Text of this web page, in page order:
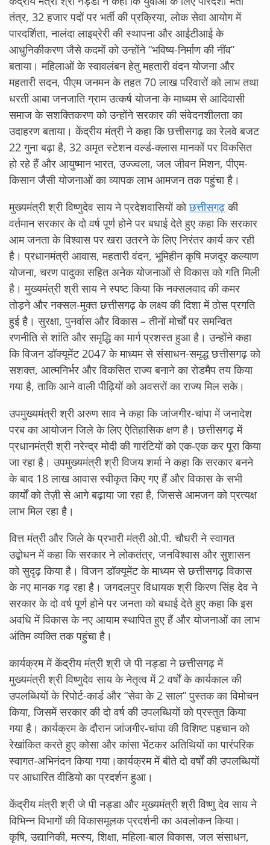
तंत्र, 32 हजार पदों पर भर्ती की प्रक्रिया, लोक सेवा आयोग में
पारदर्शिता, नालंदा लाइब्रेरी की स्थापना और आईटीआई के
आधुनिकीकरण जैसे कदमों को उन्होंने “भविष्य-निर्माण की नींव”
बताया। महिलाओं के स्वावलंबन हेतु महतारी वंदन योजना और
महतारी सदन, पीएम जनमन के तहत 70 लाख परिवारों को लाभ तथा
धरती आबा जनजाति ग्राम उत्कर्ष योजना के माध्यम से आदिवासी
समाज के सशक्तिकरण को उन्होंने सरकार की संवेदनशीलता का
उदाहरण बताया। केंद्रीय मंत्री ने कहा कि छत्तीसगढ़ का रेलवे बजट
22 गुना बढ़ा है, 32 अमृत स्टेशन वर्ल्ड-क्लास मानकों पर विकसित
हो रहे हैं और आयुष्मान भारत, उज्ज्वला, जल जीवन मिशन, पीएम-
किसान जैसी योजनाओं का व्यापक लाभ आमजन तक पहुंचा है।
मुख्यमंत्री श्री विष्णुदेव साय ने प्रदेशवासियों कोछत्तीसगढ़की
वर्तमान सरकार के दो वर्ष पूर्ण होने पर बधाई देते हुए कहा कि सरकार
आम जनता के विश्वास पर खरा उतरने के लिए निरंतर कार्य कर रही
है। प्रधानमंत्री आवास, महतारी वंदन, भूमिहीन कृषि मजदूर कल्याण
योजना, चरण पादुका सहित अनेक योजनाओं से विकास को गति मिली
है। मुख्यमंत्री श्री साय ने स्पष्ट किया कि नक्सलवाद की कमर
तोड़ने और नक्सल-मुक्त छत्तीसगढ़ के लक्ष्य की दिशा में ठोस प्रगति
हुई है। सुरक्षा, पुनर्वास और विकास – तीनों मोर्चों पर समन्वित
रणनीति से शांति और समृद्धि का मार्ग प्रशस्त हुआ है। उन्होंने कहा
कि विजन डॉक्यूमेंट 2047 के माध्यम से संसाधन-समृद्ध छत्तीसगढ़ को
सशक्त, आत्मनिर्भर और विकसित राज्य बनाने का रोडमैप तय किया
गया है, ताकि आने वाली पीढ़ियों को अवसरों का राज्य मिल सके।
उपमुख्यमंत्री श्री अरुण साव ने कहा कि जांजगीर-चांपा में जनादेश
परब का आयोजन जिले के लिए ऐतिहासिक क्षण है। छत्तीसगढ़ में
प्रधानमंत्री श्री नरेन्द्र मोदी की गारंटियों को एक-एक कर पूरा किया
जा रहा है। उपमुख्यमंत्री श्री विजय शर्मा ने कहा कि सरकार बनने
के बाद 18 लाख आवास स्वीकृत किए गए हैं और विकास के सभी
कार्यों को तेज़ी से आगे बढ़ाया जा रहा है, जिससे आमजन को प्रत्यक्ष
लाभ मिल रहा है।
वित्त मंत्री और जिले के प्रभारी मंत्री ओ.पी. चौधरी ने स्वागत
उद्बोधन में कहा कि सरकार ने लोकतंत्र, जनविश्वास और सुशासन
को सुदृढ़ किया है। विजन डॉक्यूमेंट के माध्यम से छत्तीसगढ़ विकास
के नए मानक गढ़ रहा है। जगदलपुर विधायक श्री किरण सिंह देव ने
सरकार के दो वर्ष पूर्ण होने पर जनता को बधाई देते हुए कहा कि इस
अवधि में विकास के नए आयाम स्थापित हुए हैं और योजनाओं का लाभ
अंतिम व्यक्ति तक पहुंचा है।
कार्यक्रम में केंद्रीय मंत्री श्री जे पी नड्डा ने छत्तीसगढ़ में
मुख्यमंत्री श्री विष्णुदेव साय के नेतृत्व में 2 वर्षों के कार्यकाल की
उपलब्धियों के रिपोर्ट-कार्ड और “सेवा के 2 साल” पुस्तक का विमोचन
किया, जिसमें सरकार की दो वर्ष की उपलब्धियों को प्रस्तुत किया
गया है। कार्यक्रम के दौरान जांजगीर-चांपा की विशिष्ट पहचान को
रेखांकित करते हुए कोसा और कांसा भेंटकर अतिथियों का पारंपरिक
स्वागत-अभिनंदन किया गया।कार्यक्रम में बीते दो वर्षों की उपलब्धियों
पर आधारित वीडियो का प्रदर्शन हुआ।
केंद्रीय मंत्री श्री जे पी नड्डा और मुख्यमंत्री श्री विष्णु देव साय ने
विभिन्न विभागों की विकासमूलक प्रदर्शनी का अवलोकन किया।
कृषि, उद्यानिकी, मत्स्य, शिक्षा, महिला-बाल विकास, जल संसाधन,